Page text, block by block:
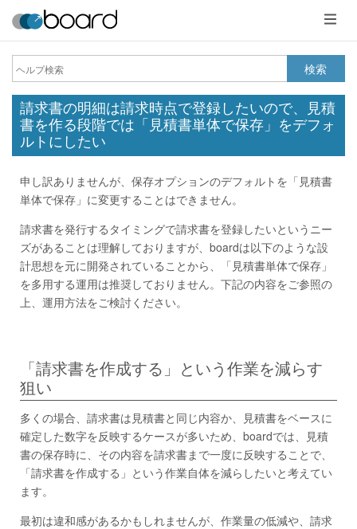
メ
ニ
ュ
ー
検索
請求書の明細は請求時点で登録したいので、見積
書を作る段階では「見積書単体で保存」をデフォ
ルトにしたい
申し訳ありませんが、保存オプションのデフォルトを「見積書
単体で保存」に変更することはできません。
請求書を発行するタイミングで請求書を登録したいというニー
ズがあることは理解しておりますが、boardは以下のような設
計思想を元に開発されていることから、「見積書単体で保存」
を多用する運用は推奨しておりません。下記の内容をご参照の
上、運用方法をご検討ください。
「請求書を作成する」という作業を減らす
狙い
多くの場合、請求書は見積書と同じ内容か、見積書をベースに
確定した数字を反映するケースが多いため、boardでは、見積
書の保存時に、その内容を請求書まで一度に反映することで、
「請求書を作成する」という作業自体を減らしたいと考えてい
ます。
最初は違和感があるかもしれませんが、作業量の低減や、請求